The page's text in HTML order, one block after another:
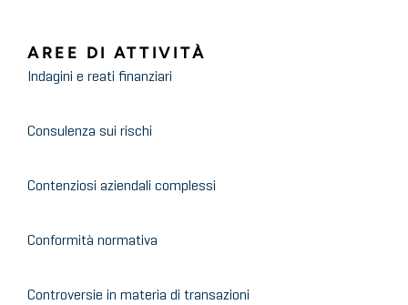
AREE DI ATTIVITÀ
Indagini e reati finanziari
Consulenza sui rischi
Contenziosi aziendali complessi
Conformità normativa
Controversie in materia di transazioni